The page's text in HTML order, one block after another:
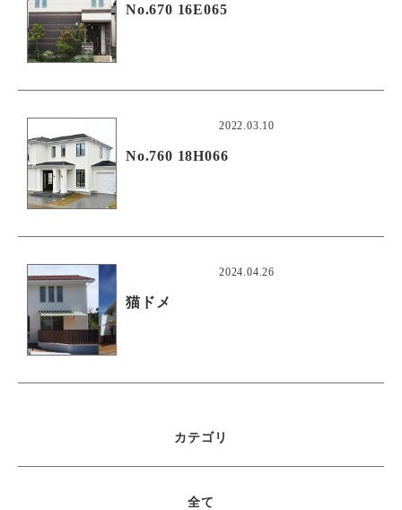
No.670 16E065
2022.03.10
No.760 18H066
2024.04.26
猫ドメ
カテゴリ
全て